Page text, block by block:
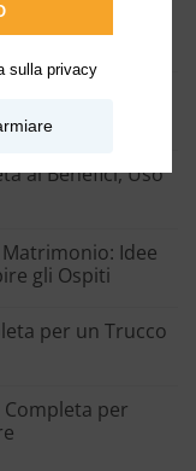
ed Estratto:
ai Benefici, Uso
Idee
gli Ospiti
per un Trucco
per
sulla privacy